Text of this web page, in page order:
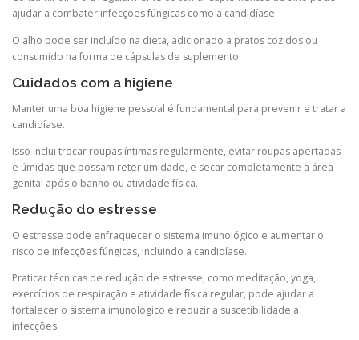
ajudar a combater infecções fúngicas como a candidíase.
O alho pode ser incluído na dieta, adicionado a pratos cozidos ou
consumido na forma de cápsulas de suplemento.
Cuidados com a higiene
Manter uma boa higiene pessoal é fundamental para prevenir e tratar a
candidíase.
Isso inclui trocar roupas íntimas regularmente, evitar roupas apertadas
e úmidas que possam reter umidade, e secar completamente a área
genital após o banho ou atividade física.
Redução do estresse
O estresse pode enfraquecer o sistema imunológico e aumentar o
risco de infecções fúngicas, incluindo a candidíase.
Praticar técnicas de redução de estresse, como meditação, yoga,
exercícios de respiração e atividade física regular, pode ajudar a
fortalecer o sistema imunológico e reduzir a suscetibilidade a
infecções.